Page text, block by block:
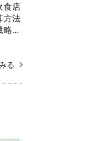
食店
方法
略…
る